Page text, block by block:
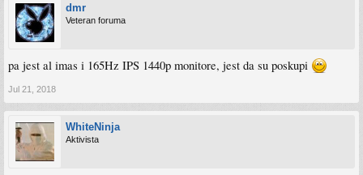
dmr
Veteran foruma
pa jest al imas i 165Hz IPS 1440p monitore, jest da su poskupi
Jul 21, 2018
WhiteNinja
Aktivista